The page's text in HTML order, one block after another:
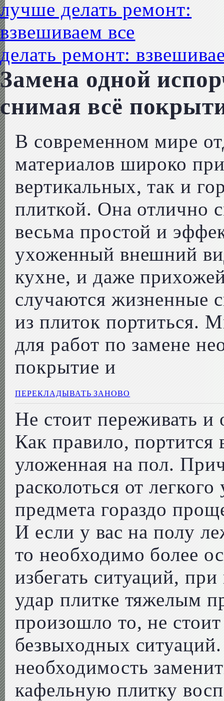
делать ремонт:
Замена одной
снимая всё
В современном мире
материалов широко
вертикальных, так и
плиткой. Она отлично
весьма простой и
ухоженный внешний
кухне, и даже
случаются жизненные
из плиток портиться.
для работ по замене
покрытие и
ПЕРЕКЛАДЫВАТЬ ЗАНОВО
Не стоит переживать и
Как правило, портится
уложенная на пол.
расколоться от
предмета гораздо
И если у вас на полу
то необходимо более
избегать ситуаций,
удар плитке тяжелым
произошло то, не стоит
безвыходных
необходимость
кафельную плитку